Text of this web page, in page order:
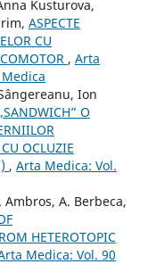
Kusturova,
ASPECTE
CU
, Arta
Ion
O
OCLUZIE
, Arta Medica: Vol.
A. Berbeca,
HETEROTOPIC
Medica: Vol. 90